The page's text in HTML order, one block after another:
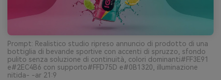
Prompt: Realistico studio ripreso annuncio di prodotto di una
bottiglia di bevande sportive con accenti di spruzzo, sfondo
pulito senza soluzione di continuità, colori dominanti#FF3E91
e#2EC4B6 con supporto#FFD75D e#0B1320, illuminazione
nitida- -ar 21:9